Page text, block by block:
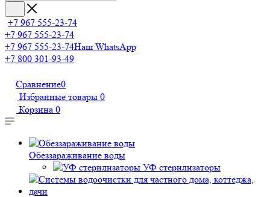
+7 967 555-23-74
+7 967 555-23-74
+7 967 555-23-74Наш WhatsApp
+7 800 301-93-49
Сравнение0
Избранные товары 0
Корзина 0
Обеззараживание воды
УФ стерилизаторы